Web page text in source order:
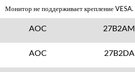
Монитор не поддерживает крепление VESA.
AOC 27B2AM
AOC 27B2DA